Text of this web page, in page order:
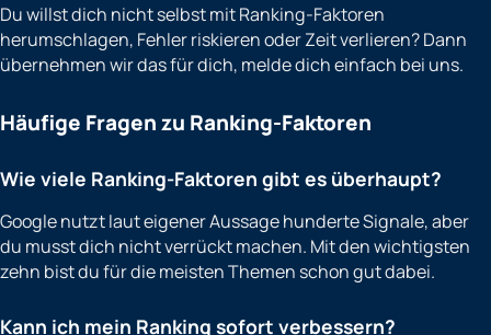
Du willst dich nicht selbst mit Ranking-Faktoren
herumschlagen, Fehler riskieren oder Zeit verlieren? Dann
übernehmen wir das für dich, melde dich einfach bei uns.
Häufige Fragen zu Ranking-Faktoren
Wie viele Ranking-Faktoren gibt es überhaupt?
Google nutzt laut eigener Aussage hunderte Signale, aber
du musst dich nicht verrückt machen. Mit den wichtigsten
zehn bist du für die meisten Themen schon gut dabei.
Kann ich mein Ranking sofort verbessern?